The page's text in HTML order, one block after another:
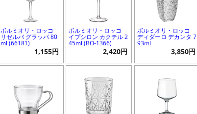
ボルミオリ・ロッコ
リゼルバ グラッパ 80
ml (66181)
1,155円
ボルミオリ・ロッコ
イプシロン カクテル 2
45ml (BO-1366)
2,420円
ボルミオリ・ロッコ
ディダーロ デカンタ 7
93ml
3,850円